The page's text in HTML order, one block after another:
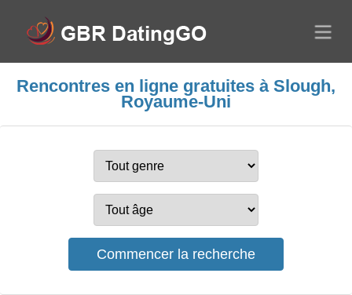
Rencontres en ligne gratuites à Slough,
Royaume-Uni